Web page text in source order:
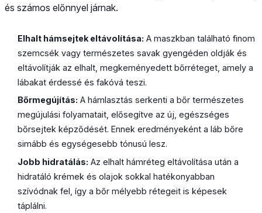
és számos előnnyel járnak.
Elhalt hámsejtek eltávolítása: A maszkban található finom
szemcsék vagy természetes savak gyengéden oldják és
eltávolítják az elhalt, megkeményedett bőrréteget, amely a
lábakat érdessé és fakóvá teszi.
Bőrmegújítás: A hámlasztás serkenti a bőr természetes
megújulási folyamatait, elősegítve az új, egészséges
bőrsejtek képződését. Ennek eredményeként a láb bőre
simább és egységesebb tónusú lesz.
Jobb hidratálás: Az elhalt hámréteg eltávolítása után a
hidratáló krémek és olajok sokkal hatékonyabban
szívódnak fel, így a bőr mélyebb rétegeit is képesek
táplálni.